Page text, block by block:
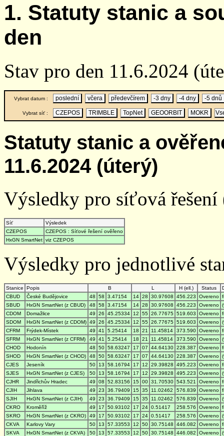
1. Statuty stanic a
den
Stav pro den 11.6.2024
Vybrat datum : poslední včera předevčírem -3 dny -4 dny -5 dnů
Vybrat síť : CZEPOS TRIMBLE TopNet GEOORBIT MOKR
Statuty stanic a
11.6.2024 (úterý)
Výsledky pro síťová
Síť
Výsledek
CZEPOS
CZEPOS : Síťové řešení ověřeno
HxGN SmartNet viz CZEPOS
Výsledky pro jednotlivé
Stanice Popis B L H (ell.) Status
CBUD
České Budějovice 48 58 3.47154 14 28 30.97608 456.223 Overeno
SBUD
HxGN SmartNet (z CBUD) 48 58 3.47154 14 28 30.97608 456.223 Overeno
CDOM
Domažlice 49 26 45.25334 12 55 26.77675 519.603 Overeno
SDOM
HxGN SmartNet (z CDOM) 49 26 45.25334 12 55 26.77675 519.603 Overeno
CFRM
Frýdek-Místek 49 41 5.25414 18 21 11.45814 373.590 Overeno
SFRM
HxGN SmartNet (z CFRM) 49 41 5.25414 18 21 11.45814 373.590 Overeno
CHOD
Hodonín 48 50 58.63247 17 07 44.64130 228.387 Overeno
SHOD
HxGN SmartNet (z CHOD) 48 50 58.63247 17 07 44.64130 228.387 Overeno
CJES
Jeseník 50 13 58.16794 17 12 29.39828 495.223 Overeno
SJES
HxGN SmartNet (z CJES) 50 13 58.16794 17 12 29.39828 495.223 Overeno
CJHR
Jindřichův Hradec 49 08 52.83156 15 00 31.70530 543.521 Overeno
CJIH
Jihlava 49 23 36.79409 15 35 11.02462 576.839 Overeno
SJIH
HxGN SmartNet (z CJIH) 49 23 36.79409 15 35 11.02462 576.839 Overeno
CKRO
Kroměříž 49 17 50.93102 17 24 0.51417 258.576 Overeno
SKRO
HxGN SmartNet (z CKRO) 49 17 50.93102 17 24 0.51417 258.576 Overeno
CKVA
Karlovy Vary 50 13 57.33553 12 50 30.75148 446.082 Overeno
SKVA
HxGN SmartNet (z CKVA) 50 13 57.33553 12 50 30.75148 446.082 Overeno